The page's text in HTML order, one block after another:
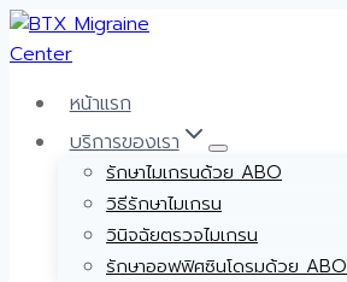
Skip
to
หน้าแรก
บริการของเรา
รักษาไมเกรนด้วย ABO
วิธีรักษาไมเกรน
วินิจฉัยตรวจไมเกรน
รักษาออฟฟิศซินโดรมด้วย ABO